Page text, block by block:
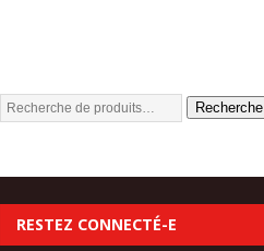
Recherche
RESTEZ CONNECTÉ-E